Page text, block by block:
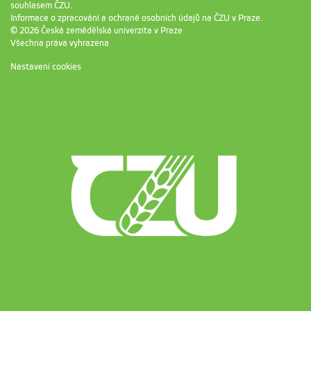
souhlasem ČZU.
Informace o zpracování a ochraně osobních údajů na ČZU v Praze.
© 2026 Česká zemědělská univerzita v Praze
Všechna práva vyhrazena
Nastavení cookies